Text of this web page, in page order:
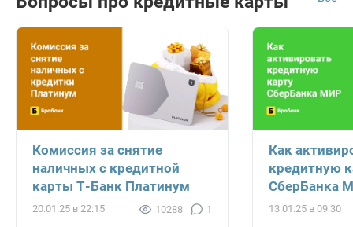
Комиссия за снятие
наличных с кредитной
карты Т-Банк Платинум
20.01.25 в 22:15 10288 1
Как
кредитную
СберБанка
13.01.25 в 09:30